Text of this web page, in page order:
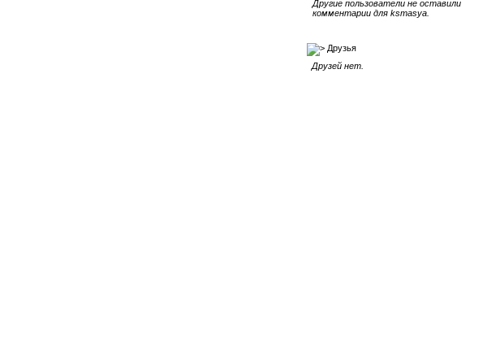
Другие пользователи не оставили
комментарии для ksmasya.
Друзья
Друзей нет.